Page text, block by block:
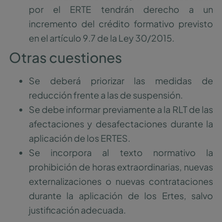
por el ERTE tendrán derecho a un
incremento del crédito formativo previsto
en el artículo 9.7 de la Ley 30/2015.
Otras cuestiones
Se deberá priorizar las medidas de
reducción frente a las de suspensión.
Se debe informar previamente a la RLT de las
afectaciones y desafectaciones durante la
aplicación de los ERTES.
Se incorpora al texto normativo la
prohibición de horas extraordinarias, nuevas
externalizaciones o nuevas contrataciones
durante la aplicación de los Ertes, salvo
justificación adecuada.